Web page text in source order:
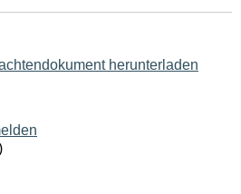
herunterladen